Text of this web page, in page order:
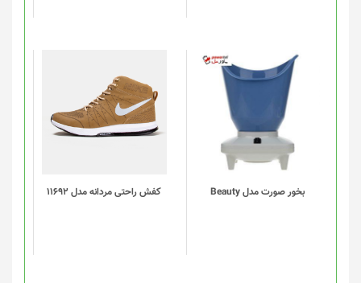
بخور صورت مدل Beauty کفش راحتی مردانه مدل 11692
محصول
دارای
انواع
مختلفی
گزینه